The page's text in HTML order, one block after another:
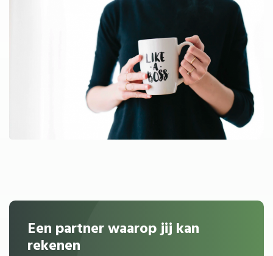
Een partner waarop jij kan
rekenen